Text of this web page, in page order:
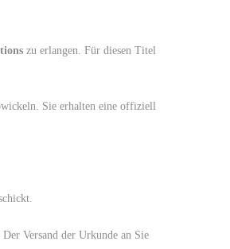
zu erlangen. Für diesen Titel
Sie erhalten eine offiziell
Versand der Urkunde an Sie